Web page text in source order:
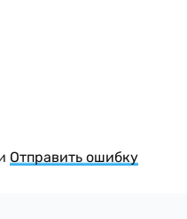
Отправить ошибку